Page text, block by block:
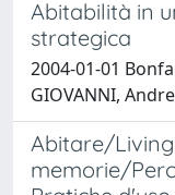
Abitabilità in
strategica
2004-01-01
GIOVANNI,
Abitare/
memorie/